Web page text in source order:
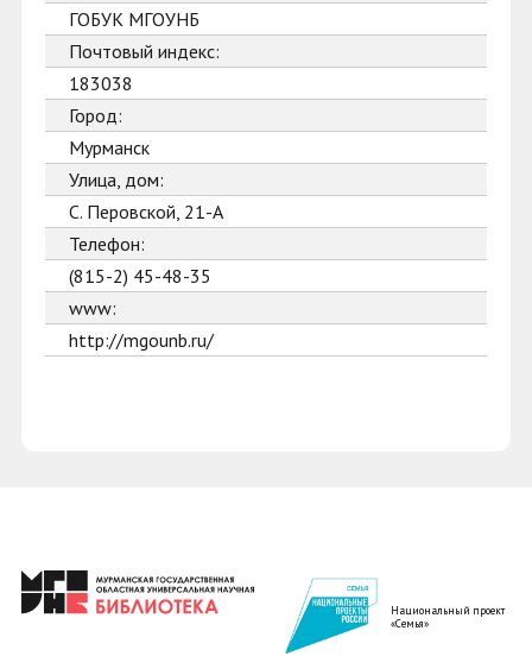
ГОБУК МГОУНБ
Почтовый индекс:
183038
Город:
Мурманск
Улица, дом:
С. Перовской, 21-А
Телефон:
(815-2) 45-48-35
www:
http://mgounb.ru/
Национальный проект
«Семья»